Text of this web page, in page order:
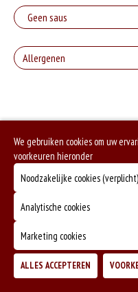
Allergenen
We gebruiken cookies om uw
voorkeuren hieronder
Noodzakelijke cookies (verplicht)
Analytische cookies
Marketing cookies
ALLES ACCEPTEREN